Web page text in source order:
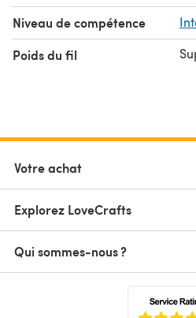
Niveau de compétence
Poids du fil
Votre achat
Explorez LoveCrafts
Qui sommes-nous ?